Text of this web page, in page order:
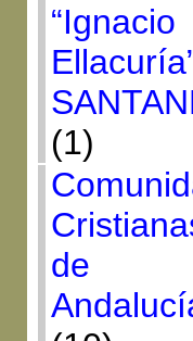
“Ignacio
(1)
de